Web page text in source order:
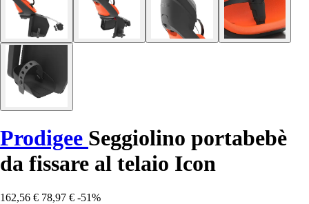
Prodigee Seggiolino portabebè
da fissare al telaio Icon
162,56 € 78,97 € -51%